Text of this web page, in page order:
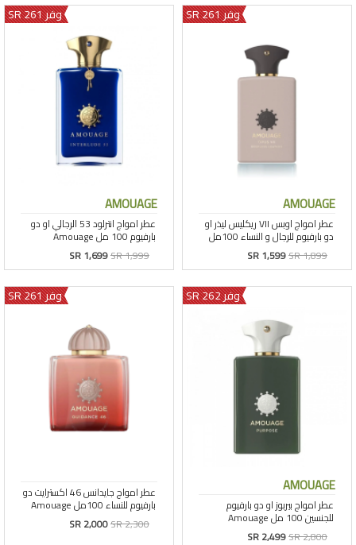
وفر 261 SR
AMOUAGE
SR 1,599SR 1,899
وفر 261 SR
AMOUAGE
SR 1,699SR 1,999
وفر 262 SR
AMOUAGE
SR 2,499SR 2,800
وفر 261 SR
SR 2,000SR 2,300